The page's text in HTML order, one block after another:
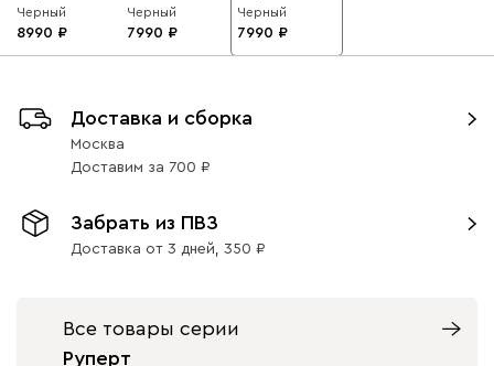
Черный
8990
Черный
7990
Черный
7990
Доставка и сборка
Москва
Доставим за 700
Забрать из ПВЗ
Доставка от 3 дней, 350
Все товары серии
Руперт